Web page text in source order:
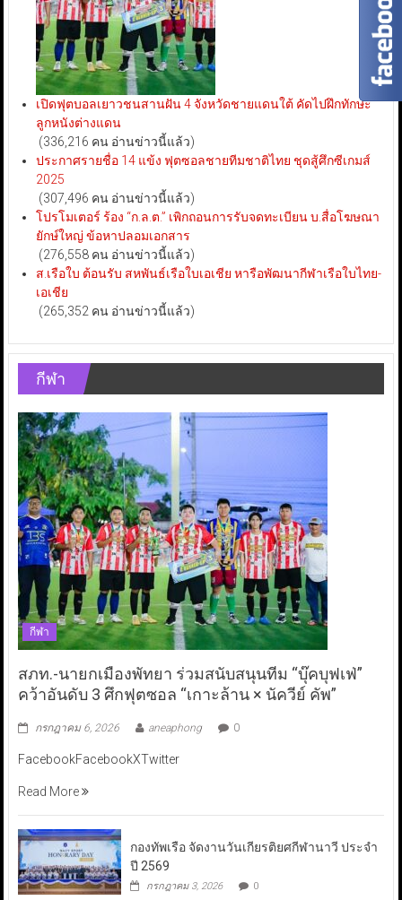
เปิดฟุตบอลเยาวชนสานฝัน 4 จังหวัดชายแดนใต้ คัดไปฝึกทักษะ
ลูกหนังต่างแดน
(336,216 คน อ่านข่าวนี้แล้ว)
ประกาศรายชื่อ 14 แข้ง ฟุตซอลชายทีมชาติไทย ชุดสู้ศึกซีเกมส์
2025
(307,496 คน อ่านข่าวนี้แล้ว)
โปรโมเตอร์ ร้อง “ก.ล.ต.” เพิกถอนการรับจดทะเบียน บ.สื่อโฆษณา
ยักษ์ใหญ่ ข้อหาปลอมเอกสาร
(276,558 คน อ่านข่าวนี้แล้ว)
ส.เรือใบ ต้อนรับ สหพันธ์เรือใบเอเชีย หารือพัฒนากีฬาเรือใบไทย-
เอเชีย
(265,352 คน อ่านข่าวนี้แล้ว)
กีฬา
กีฬา
สภท.-นายกเมืองพัทยา ร่วมสนับสนุนทีม “บุ๊คบุฟเฟ่”
คว้าอันดับ 3 ศึกฟุตซอล “เกาะล้าน × นัควีย์ คัพ”
กรกฎาคม 6, 2026 aneaphong 0
FacebookFacebookXTwitter
Read More
กองทัพเรือ จัดงานวันเกียรติยศกีฬานาวี ประจำ
ปี 2569
กรกฎาคม 3, 2026 0